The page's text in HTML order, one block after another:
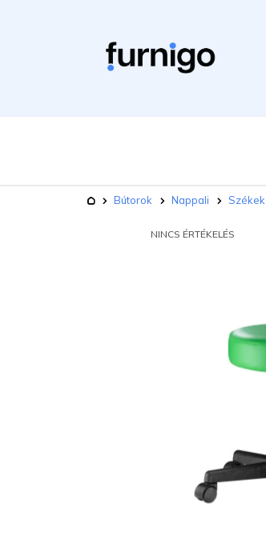
Kezdőlap
Bútorok Nappali Székek
NINCS ÉRTÉKELÉS